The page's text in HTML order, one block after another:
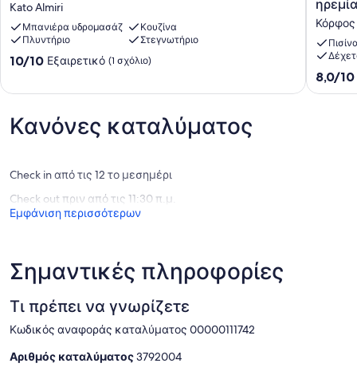
with
big
balcony
and
garden.
8-
10
Almiri
Kato Almiri
Μπανιέρα υδρομασάζ
Κουζίνα
Πλυντήριο
Στεγνωτήριο
10.0
(1
σχόλιο)
10/10 Εξαιρετικό (1 σχόλιο)
στους
της
την
ηρεμία
Κόρφος
8.0
στα
8,0/10
Κανόνες καταλύματος
Check in από τις 12 το μεσημέρι
Check out πριν από τις 11:30 π.μ.
Εμφάνιση περισσότερων
Σημαντικές πληροφορίες
Τι πρέπει να γνωρίζετε
Κωδικός αναφοράς καταλύματος 00000111742
Αριθμός καταλύματος3792004